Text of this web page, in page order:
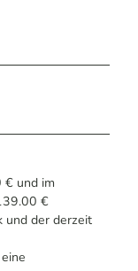
€ und im
€
und der derzeit